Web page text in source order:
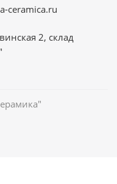
ceramica.ru
2, склад